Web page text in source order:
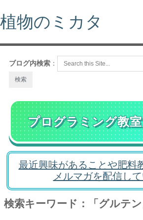
植物のミカタ
ブログ内検索 ：
プログラミング教室
最近興味があることや肥料
メルマガを配信し
検索キーワード：「グルテン